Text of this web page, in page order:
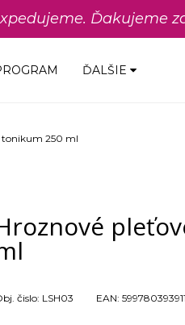
Ďakujeme
ĎALŠIE
tonikum 250 ml
čislo: LSH03 EAN: